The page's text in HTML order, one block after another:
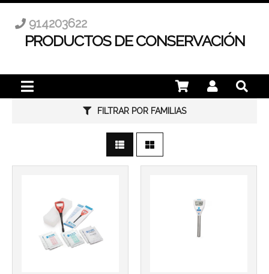
PRODUCTOS DE CONSERVACIÓN
914203622
FILTRAR POR FAMILIAS